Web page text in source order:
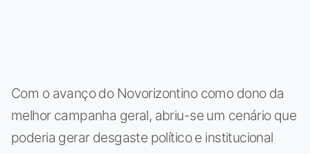
Com o avanço do Novorizontino como dono da
melhor campanha geral, abriu-se um cenário que
poderia gerar desgaste político e institucional